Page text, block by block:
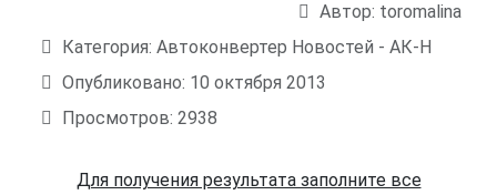
Автор: toromalina
Категория: Автоконвертер Новостей - АК-Н
Опубликовано: 10 октября 2013
Просмотров: 2938
Для получения результата заполните все